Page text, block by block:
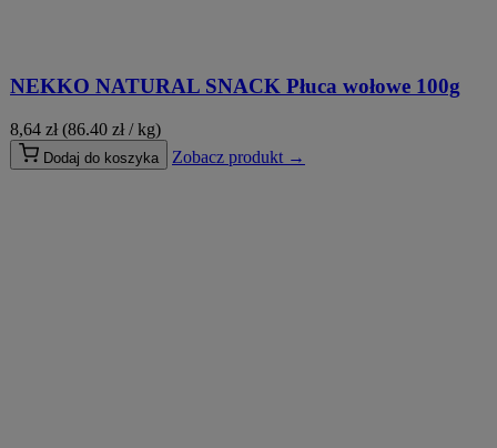
NEKKO NATURAL SNACK Płuca wołowe 100g
8,64 zł (86.40 zł / kg)
Dodaj do koszyka Zobacz produkt →